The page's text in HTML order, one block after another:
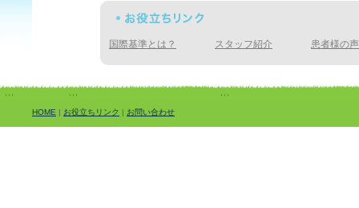
国際基準とは？ スタッフ紹介 患者様の声
HOME | お役立ちリンク | お問い合わせ